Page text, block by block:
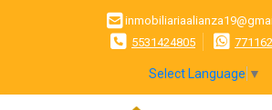
5531424805
Select Language ▼